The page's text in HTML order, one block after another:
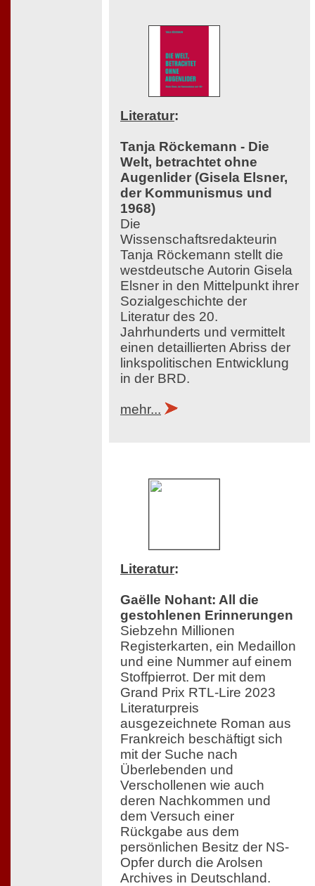
Literatur:
Tanja Röckemann - Die
Welt, betrachtet ohne
Augenlider (Gisela Elsner,
der Kommunismus und
1968)
Die
Wissenschaftsredakteurin
Tanja Röckemann stellt die
westdeutsche Autorin Gisela
Elsner in den Mittelpunkt ihrer
Sozialgeschichte der
Literatur des 20.
Jahrhunderts und vermittelt
einen detaillierten Abriss der
linkspolitischen Entwicklung
in der BRD.
mehr...
Literatur:
Gaëlle Nohant: All die
gestohlenen Erinnerungen
Siebzehn Millionen
Registerkarten, ein Medaillon
und eine Nummer auf einem
Stoffpierrot. Der mit dem
Grand Prix RTL-Lire 2023
Literaturpreis
ausgezeichnete Roman aus
Frankreich beschäftigt sich
mit der Suche nach
Überlebenden und
Verschollenen wie auch
deren Nachkommen und
dem Versuch einer
Rückgabe aus dem
persönlichen Besitz der NS-
Opfer durch die Arolsen
Archives in Deutschland.